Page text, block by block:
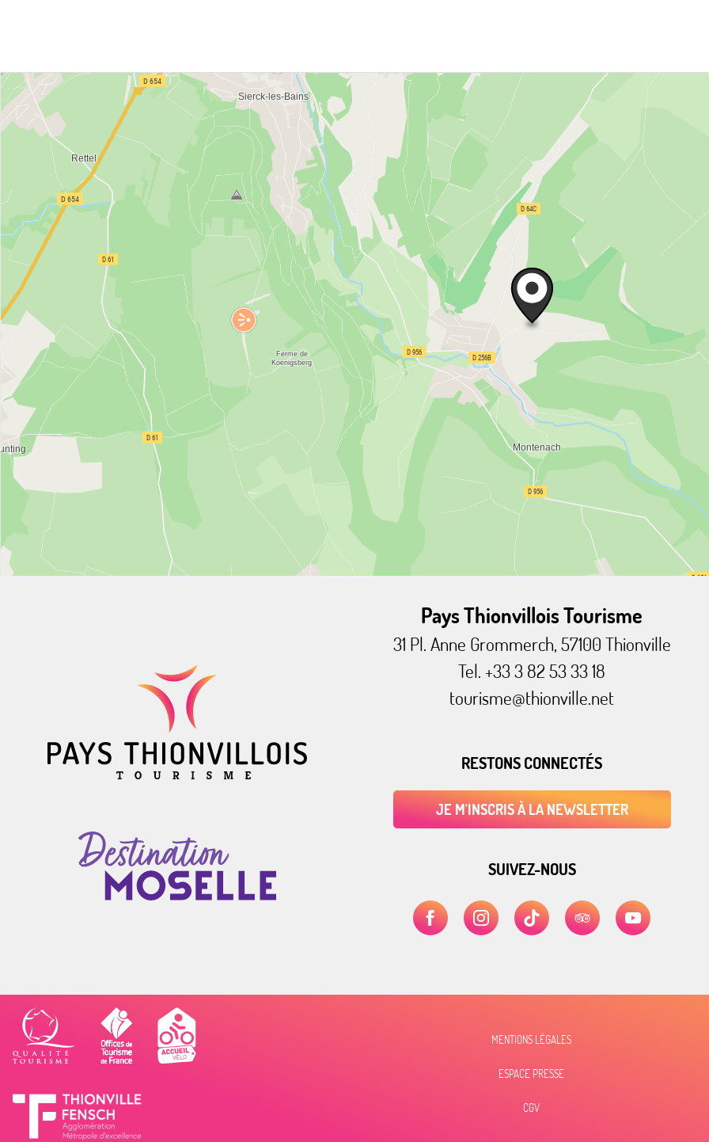
Pays Thionvillois Tourisme
31 Pl. Anne Grommerch, 57100 Thionville
Tel. +33 3 82 53 33 18
tourisme@thionville.net
RESTONS CONNECTÉS
JE M'INSCRIS À LA NEWSLETTER
SUIVEZ-NOUS
MENTIONS LÉGALES
ESPACE PRESSE
CGV